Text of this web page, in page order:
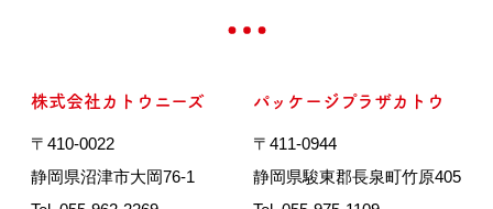
株式会社カトウニーズ
〒410-0022
静岡県沼津市大岡76-1
パッケージプラザカトウ
〒411-0944
静岡県駿東郡長泉町竹原405